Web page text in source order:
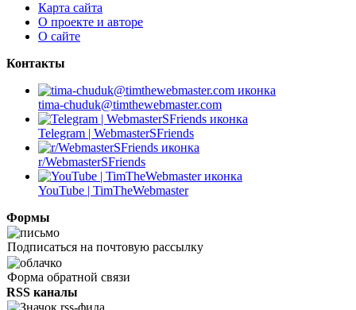
Карта сайта
О проекте и авторе
О сайте
Контакты
tima-chuduk@timthewebmaster.com
Telegram | WebmasterSFriends
r/WebmasterSFriends
YouTube | TimTheWebmaster
Формы
Подписаться на почтовую рассылку
Форма обратной связи
RSS каналы